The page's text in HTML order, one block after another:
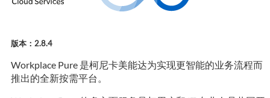
版本：2.8.4
Workplace Pure 是柯尼卡美能达为实现更智能的业务流程而
推出的全新按需平台。